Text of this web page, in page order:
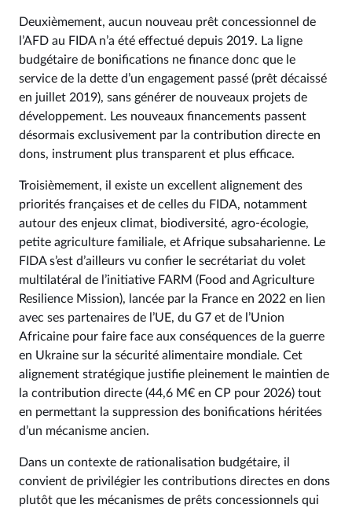
Deuxièmement, aucun nouveau prêt concessionnel de
l’AFD au FIDA n’a été effectué depuis 2019. La ligne
budgétaire de bonifications ne finance donc que le
service de la dette d’un engagement passé (prêt décaissé
en juillet 2019), sans générer de nouveaux projets de
développement. Les nouveaux financements passent
désormais exclusivement par la contribution directe en
dons, instrument plus transparent et plus efficace.
Troisièmement, il existe un excellent alignement des
priorités françaises et de celles du FIDA, notamment
autour des enjeux climat, biodiversité, agro-écologie,
petite agriculture familiale, et Afrique subsaharienne. Le
FIDA s’est d’ailleurs vu confier le secrétariat du volet
multilatéral de l’initiative FARM (Food and Agriculture
Resilience Mission), lancée par la France en 2022 en lien
avec ses partenaires de l’UE, du G7 et de l’Union
Africaine pour faire face aux conséquences de la guerre
en Ukraine sur la sécurité alimentaire mondiale. Cet
alignement stratégique justifie pleinement le maintien de
la contribution directe (44,6 M€ en CP pour 2026) tout
en permettant la suppression des bonifications héritées
d’un mécanisme ancien.
Dans un contexte de rationalisation budgétaire, il
convient de privilégier les contributions directes en dons
plutôt que les mécanismes de prêts concessionnels qui